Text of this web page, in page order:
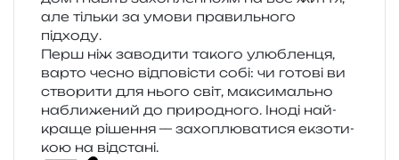
але тіль­ки за умови пра­виль­но­го
підходу.
Перш ніж заво­ди­ти тако­го улю­блен­ця,
варто чесно від­по­ві­сти собі: чи гото­ві ви
ство­ри­ти для нього світ, макси­маль­но
набли­же­ний до при­ро­дно­го. Іноді най­
кра­ще ріше­н­ня — захо­плю­ва­ти­ся екзо­ти­
кою на відстані.